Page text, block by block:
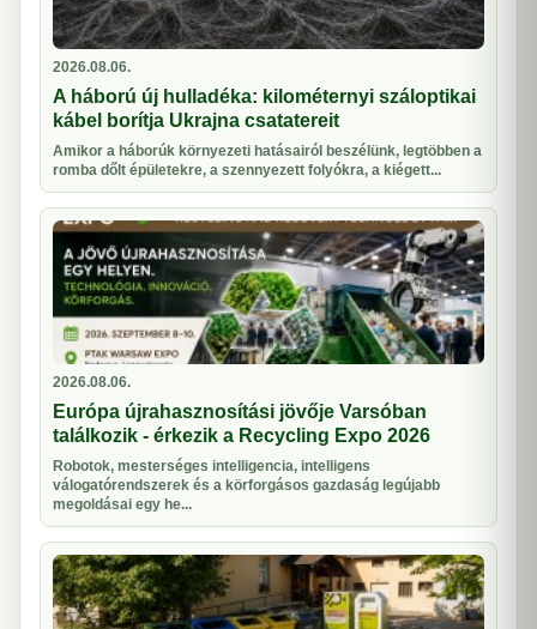
2026.08.06.
A háború új hulladéka: kilométernyi száloptikai
kábel borítja Ukrajna csatatereit
Amikor a háborúk környezeti hatásairól beszélünk, legtöbben a
romba dőlt épületekre, a szennyezett folyókra, a kiégett...
2026.08.06.
Európa újrahasznosítási jövője Varsóban
találkozik - érkezik a Recycling Expo 2026
Robotok, mesterséges intelligencia, intelligens
válogatórendszerek és a körforgásos gazdaság legújabb
megoldásai egy he...